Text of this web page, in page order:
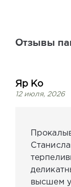
Отзывы
Яр Ко
12 июля, 2026
высшем